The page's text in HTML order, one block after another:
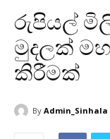
අධ්‍යාපනික
හෝටල් සහ
ක්‍රීඩා
English
රුපියල්
මුදලක්
කිරීමක්
By Admin_Sinhala